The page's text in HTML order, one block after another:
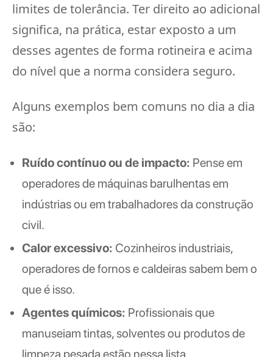
limites de tolerância. Ter direito ao adicional
significa, na prática, estar exposto a um
desses agentes de forma rotineira e acima
do nível que a norma considera seguro.
Alguns exemplos bem comuns no dia a dia
são:
Ruído contínuo ou de impacto: Pense em
operadores de máquinas barulhentas em
indústrias ou em trabalhadores da construção
civil.
Calor excessivo: Cozinheiros industriais,
operadores de fornos e caldeiras sabem bem o
que é isso.
Agentes químicos: Profissionais que
manuseiam tintas, solventes ou produtos de